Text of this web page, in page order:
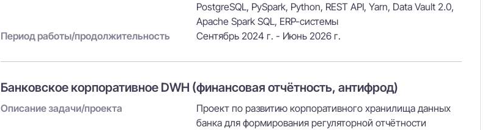
PostgreSQL, PySpark, Python, REST API, Yarn, Data Vault 2.0,
Apache Spark SQL, ERP-системы
Период работы/продолжительность
Сентябрь 2024 г. - Июнь 2026 г.
Банковское корпоративное DWH (финансовая отчётность, антифрод)
Описание задачи/проекта
Проект по развитию корпоративного хранилища данных
банка для формирования регуляторной отчётности